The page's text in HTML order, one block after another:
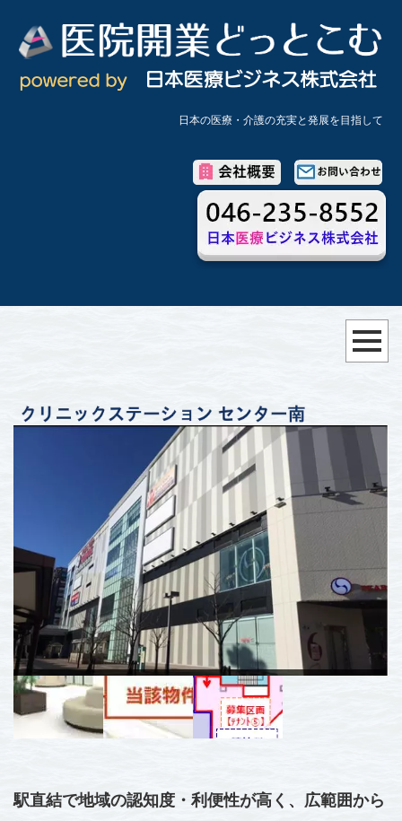
日本の医療・介護の充実と発展を目指して
駅直結で地域の認知度・利便性が高く、広範囲から